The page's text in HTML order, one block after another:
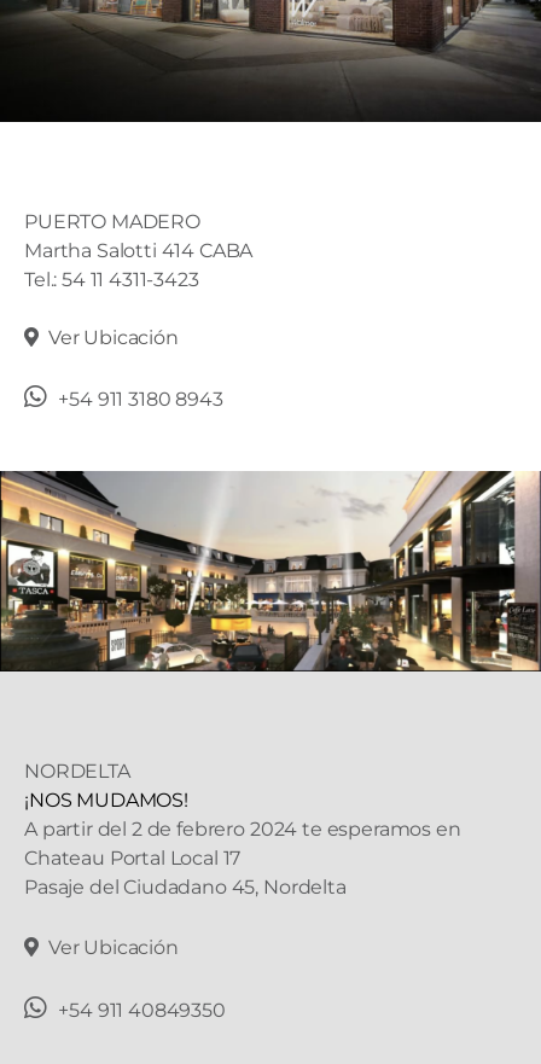
PUERTO MADERO
Martha Salotti 414 CABA
Tel.: 54 11 4311-3423
Ver Ubicación
+54 911 3180 8943
NORDELTA
¡NOS MUDAMOS!
A partir del 2 de febrero 2024 te esperamos en
Chateau Portal Local 17
Pasaje del Ciudadano 45, Nordelta
Ver Ubicación
+54 911 40849350